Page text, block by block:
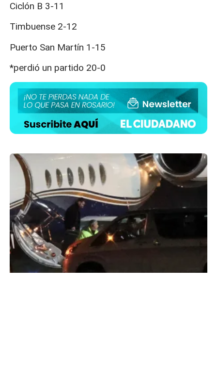
Ciclón B 3-11
Timbuense 2-12
Puerto San Martín 1-15
*perdió un partido 20-0